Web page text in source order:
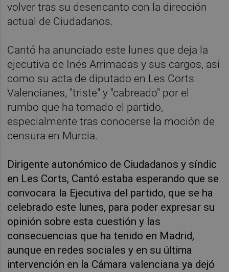
volver tras su desencanto con la dirección
actual de Ciudadanos.
Cantó ha anunciado este lunes que deja la
ejecutiva de Inés Arrimadas y sus cargos, así
como su acta de diputado en Les Corts
Valencianes, "triste" y "cabreado" por el
rumbo que ha tomado el partido,
especialmente tras conocerse la moción de
censura en Murcia.
Dirigente autonómico de Ciudadanos y síndic
en Les Corts, Cantó estaba esperando que se
convocara la Ejecutiva del partido, que se ha
celebrado este lunes, para poder expresar su
opinión sobre esta cuestión y las
consecuencias que ha tenido en Madrid,
aunque en redes sociales y en su última
intervención en la Cámara valenciana ya dejó